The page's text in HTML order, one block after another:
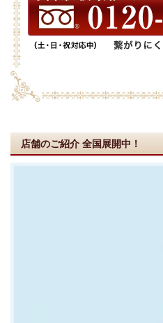
店舗のご紹介 全国展開中！